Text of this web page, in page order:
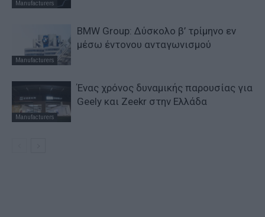
Manufacturers
Manufacturers
BMW Group: Δύσκολο β’ τρίμηνο εν
μέσω έντονου ανταγωνισμού
Manufacturers
Ένας χρόνος δυναμικής παρουσίας για
Geely και Zeekr στην Ελλάδα